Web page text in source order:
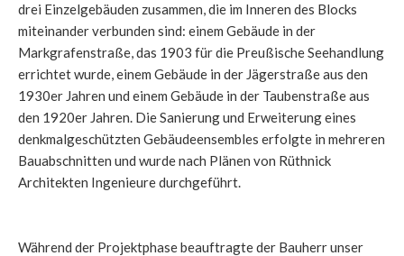
drei Einzelgebäuden zusammen, die im Inneren des Blocks
miteinander verbunden sind: einem Gebäude in der
Markgrafenstraße, das 1903 für die Preußische Seehandlung
errichtet wurde, einem Gebäude in der Jägerstraße aus den
1930er Jahren und einem Gebäude in der Taubenstraße aus
den 1920er Jahren. Die Sanierung und Erweiterung eines
denkmalgeschützten Gebäudeensembles erfolgte in mehreren
Bauabschnitten und wurde nach Plänen von Rüthnick
Architekten Ingenieure durchgeführt.
Während der Projektphase beauftragte der Bauherr unser